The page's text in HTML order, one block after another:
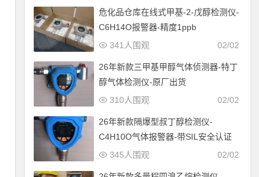
危化品仓库在线式甲基-2-戊醇检测仪-
C6H14O报警器-精度1ppb
02/02
341人围观
26年新款三甲基甲醇气体侦测器-特丁
醇气体检测仪-原厂出货
02/02
310人围观
26年新款隔爆型叔丁醇检测仪-
C4H10O气体报警器-带SIL安全认证
02/02
345人围观